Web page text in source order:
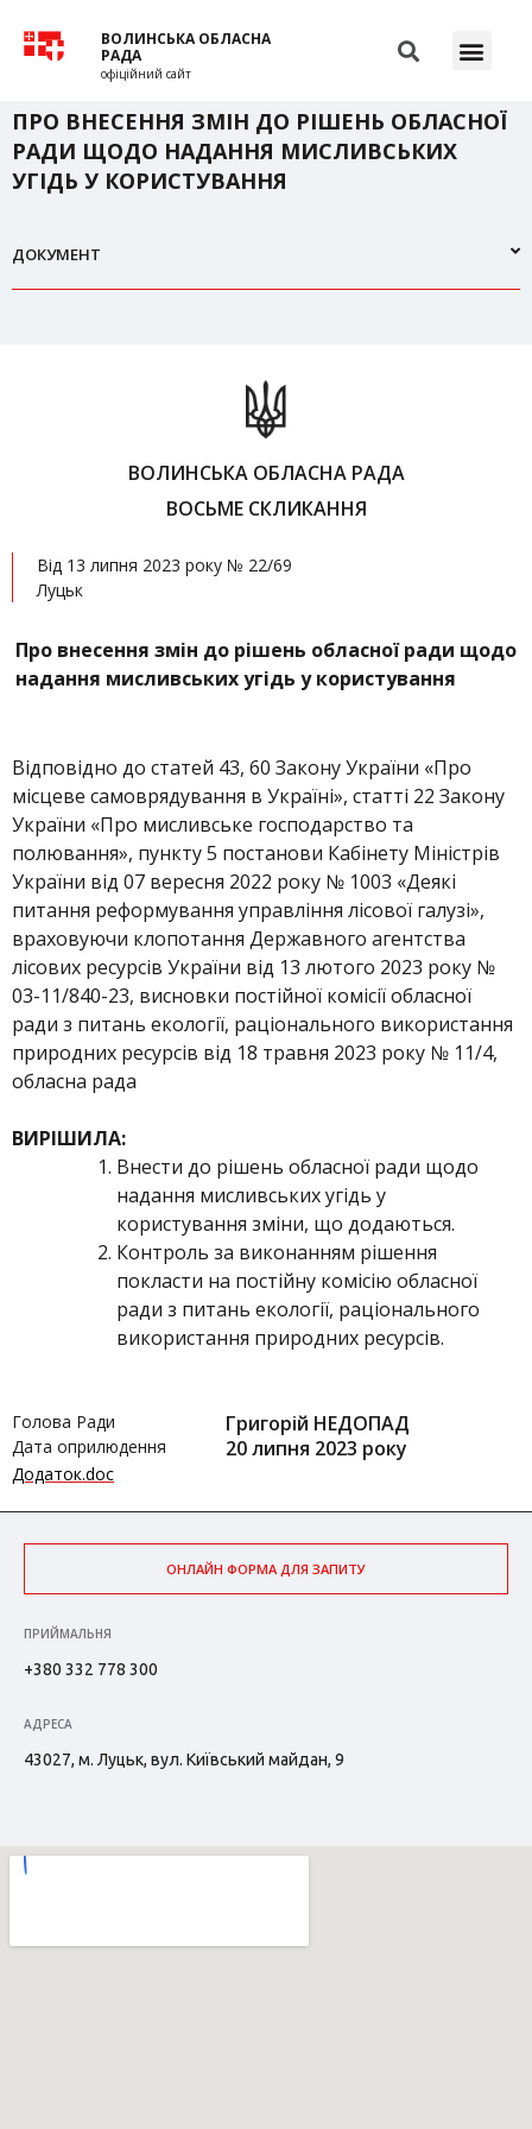
ВОЛИНСЬКА ОБЛАСНА
РАДА
офіційний сайт
ПРО ВНЕСЕННЯ ЗМІН ДО РІШЕНЬ ОБЛАСНОЇ
РАДИ ЩОДО НАДАННЯ МИСЛИВСЬКИХ
УГІДЬ У КОРИСТУВАННЯ
ДОКУМЕНТ
ВОЛИНСЬКА ОБЛАСНА РАДА
ВОСЬМЕ СКЛИКАННЯ
Від 13 липня 2023 року № 22/69
Луцьк
Про внесення змін до рішень обласної ради щодо
надання мисливських угідь у користування
Відповідно до статей 43, 60 Закону України «Про
місцеве самоврядування в Україні», статті 22 Закону
України «Про мисливське господарство та
полювання», пункту 5 постанови Кабінету Міністрів
України від 07 вересня 2022 року № 1003 «Деякі
питання реформування управління лісової галузі»,
враховуючи клопотання Державного агентства
лісових ресурсів України від 13 лютого 2023 року №
03-11/840-23, висновки постійної комісії обласної
ради з питань екології, раціонального використання
природних ресурсів від 18 травня 2023 року № 11/4,
обласна рада
ВИРІШИЛА:
Внести до рішень обласної ради щодо
надання мисливських угідь у
користування зміни, що додаються.
Контроль за виконанням рішення
покласти на постійну комісію обласної
ради з питань екології, раціонального
використання природних ресурсів.
Додаток.doc
Голова Ради Григорій НЕДОПАД
Дата оприлюдення 20 липня 2023 року
ОНЛАЙН ФОРМА ДЛЯ ЗАПИТУ
ПРИЙМАЛЬНЯ
+380 332 778 300
АДРЕСА
43027, м. Луцьк, вул. Київський майдан, 9